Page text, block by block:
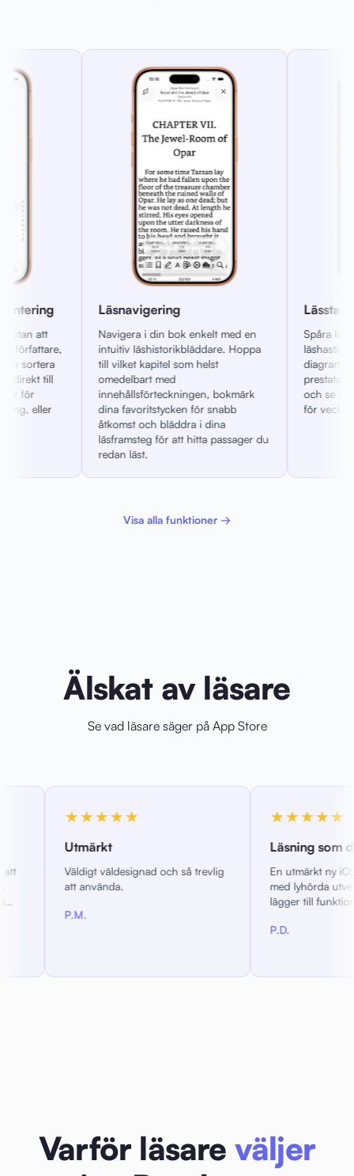
bok enkelt med en
Hoppa
som helst
bokmärk
för snabb
att hitta passager du
Lässtatistik och prestationer
Spåra lästa sidor, lagd tid och
läshastighet med detaljerade
diagram och värmekarta. Lås upp
prestatationsmärken, bygg lässerier
och se dina vanor förbättras vecka
för vecka.
Visa alla funktioner →
Älskat av läsare
Se vad läsare säger på App Store
och så trevlig
Läsning som du vill ha den
En utmärkt ny iOS EPUB-läsare
med lyhörda utvecklare som aktivt
lägger till funktioner. Konfigurera
Varför läsare väljer